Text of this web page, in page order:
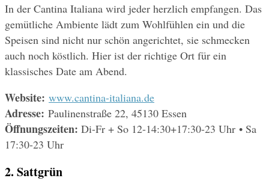
In der Cantina Italiana wird jeder herzlich empfangen. Das
gemütliche Ambiente lädt zum Wohlfühlen ein und die
Speisen sind nicht nur schön angerichtet, sie schmecken
auch noch köstlich. Hier ist der richtige Ort für ein
klassisches Date am Abend.
Website: www.cantina-italiana.de
Adresse: Paulinenstraße 22, 45130 Essen
Öffnungszeiten: Di-Fr + So 12-14:30+17:30-23 Uhr • Sa
17:30-23 Uhr
2. Sattgrün